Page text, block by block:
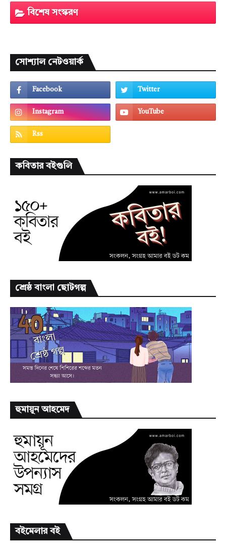
বিশেষ সংস্করণ
সোশ্যাল নেটওয়ার্ক
কবিতার বইগুলি
শ্রেষ্ঠ বাংলা ছোটগল্প
হুমায়ূন আহমেদ
বইমেলার বই